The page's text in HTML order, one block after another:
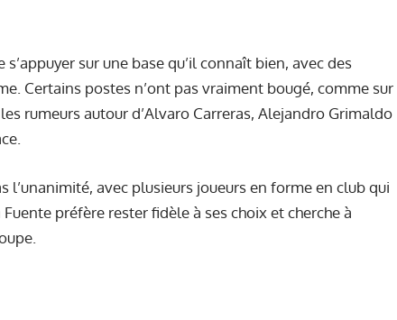
sur une base qu’il connaît bien, avec des
Certains postes n’ont pas vraiment bougé, comme sur
rumeurs autour d’Alvaro Carreras, Alejandro Grimaldo
l’unanimité, avec plusieurs joueurs en forme en club qui
préfère rester fidèle à ses choix et cherche à